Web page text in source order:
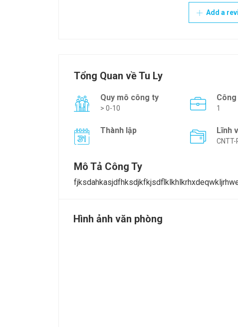
Add a
Tổng Quan về Tu Ly
Quy mô công ty
> 0-10 1
Thành lập Lĩnh
Mô Tả Công Ty
Hình ảnh văn phòng